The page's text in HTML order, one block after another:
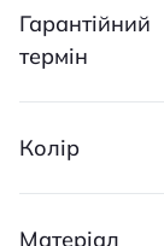
Гарантійний
термін
Колір
Матеріал